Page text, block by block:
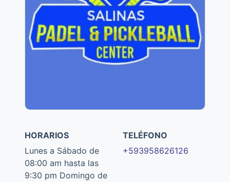
HORARIOS
Lunes a Sábado de
08:00 am hasta las
9:30 pm Domingo de
TELÉFONO
+593958626126